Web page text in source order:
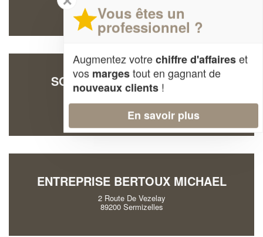
89530 Saint-Bris-le-Vineux
SOCIÉTÉ DOSQUE GABRIEL
89000 Auxerre
ENTREPRISE BERTOUX MICHAEL
2 Route De Vezelay
89200 Sermizelles
Vous êtes un
professionnel ?
Augmentez votrechiffre d'affaireset
vos margestout en gagnant de
nouveaux clients !
En savoir plus